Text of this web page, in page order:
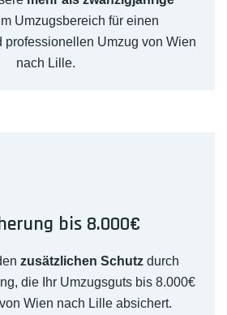
Umzugsbereich für einen
professionellen Umzug von Wien
nach Lille.
bis 8.000€
zusätzlichen Schutz durch
die Ihr Umzugsguts bis 8.000€
Wien nach Lille absichert.